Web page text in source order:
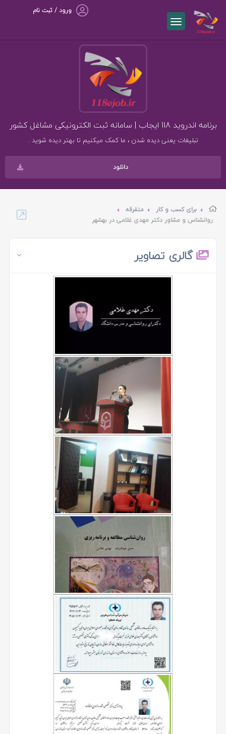
ورود / ثبت نام
برنامه اندروید 118 ایجاب | سامانه ثبت الکترونیکی مشاغل کشور
تبلیغات یعنی دیده شدن ، ما کمک میکنیم تا بهتر دیده شوید .
دانلود
برای کسب و کار
متفرقه
روانشناس و مشاور دکتر مهدی غلامی در بهشهر
گالری تصاویر